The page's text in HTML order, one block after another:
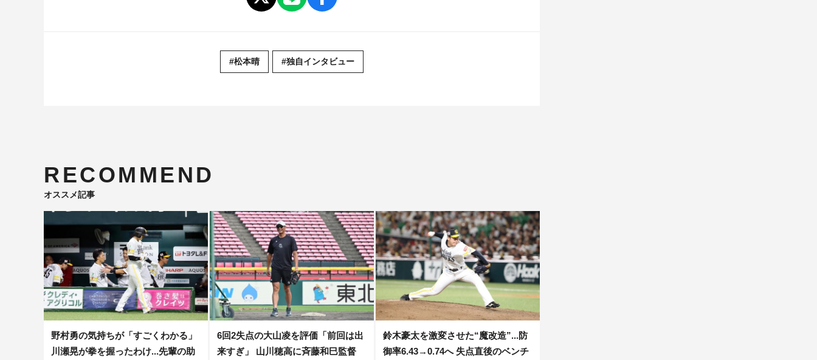
#松本晴 #独自インタビュー
RECOMMEND
オススメ記事
野村勇の気持ちが「すごくわかる」
川瀬晃が拳を握ったわけ...先輩の助
6回2失点の大山凌を評価「前回は出
来すぎ」 山川穂高に斉藤和巳監督
鈴木豪太を激変させた“魔改造”...防
御率6.43→0.74へ 失点直後のベンチ